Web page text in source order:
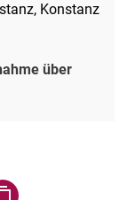
Konstanz
über
teilen
über Facebook